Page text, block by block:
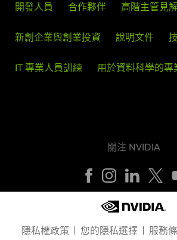
開發人員 合作夥伴 高階主管見
新創企業與創業投資 說明文件
IT 專業人員訓練 用於資料科學的專
關注 NVIDIA
隱私權政策 您的隱私選擇 服務